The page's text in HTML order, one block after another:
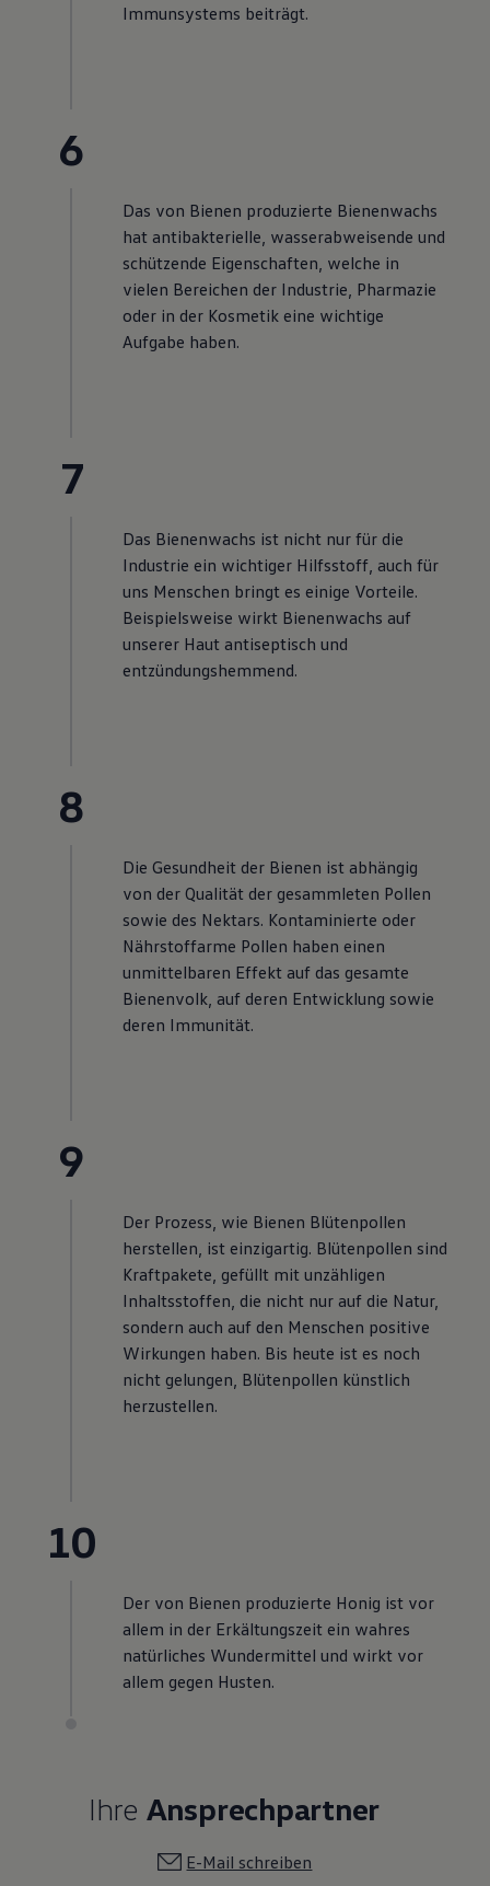
Immunsystems beiträgt.
6
Das von Bienen produzierte Bienenwachs
hat antibakterielle, wasserabweisende und
schützende Eigenschaften, welche in
vielen Bereichen der Industrie, Pharmazie
oder in der Kosmetik eine wichtige
Aufgabe haben.
7
Das Bienenwachs ist nicht nur für die
Industrie ein wichtiger Hilfsstoff, auch für
uns Menschen bringt es einige Vorteile.
Beispielsweise wirkt Bienenwachs auf
unserer Haut antiseptisch und
entzündungshemmend.
8
Die Gesundheit der Bienen ist abhängig
von der Qualität der gesammleten Pollen
sowie des Nektars. Kontaminierte oder
Nährstoffarme Pollen haben einen
unmittelbaren Effekt auf das gesamte
Bienenvolk, auf deren Entwicklung sowie
deren Immunität.
9
Der Prozess, wie Bienen Blütenpollen
herstellen, ist einzigartig. Blütenpollen sind
Kraftpakete, gefüllt mit unzähligen
Inhaltsstoffen, die nicht nur auf die Natur,
sondern auch auf den Menschen positive
Wirkungen haben. Bis heute ist es noch
nicht gelungen, Blütenpollen künstlich
herzustellen.
10
Der von Bienen produzierte Honig ist vor
allem in der Erkältungszeit ein wahres
natürliches Wundermittel und wirkt vor
allem gegen Husten.
Ihre Ansprechpartner
E-Mail schreiben